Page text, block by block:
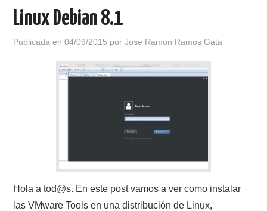
Linux Debian 8.1
Publicada en04/09/2015 porJose Ramon Ramos Gata
Hola a tod@s. En este post vamos a ver como instalar
las VMware Tools en una distribución de Linux,